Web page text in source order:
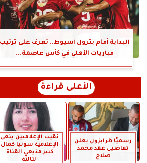
البداية أمام بترول أسيوط.. تعرف على ترتيب
مباريات الأهلي في كأس عاصمة...
الأعلى قراءة
رسميًا طرابزون يعلن
تفاصيل عقد محمد
صلاح
نقيب الإعلاميين ينعى
الإعلامية سونيا كمال
كبير مذيعي القناة
الثالثة